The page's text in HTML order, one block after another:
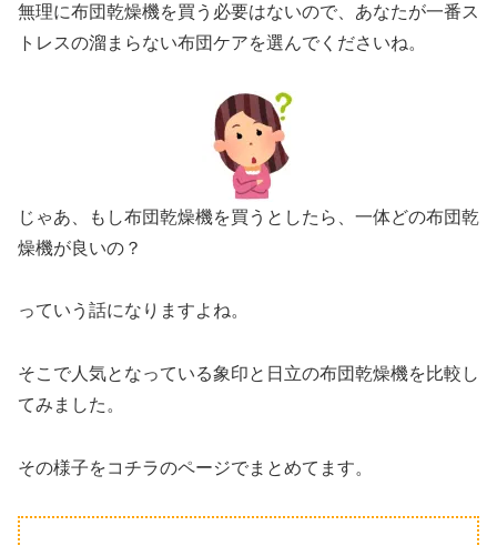
無理に布団乾燥機を買う必要はないので、あなたが一番ス
トレスの溜まらない布団ケアを選んでくださいね。
じゃあ、もし布団乾燥機を買うとしたら、一体どの布団乾
燥機が良いの？
っていう話になりますよね。
そこで人気となっている象印と日立の布団乾燥機を比較し
てみました。
その様子をコチラのページでまとめてます。